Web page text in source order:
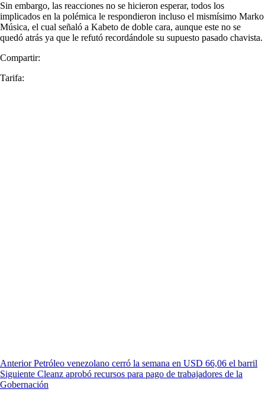
Sin embargo, las reacciones no se hicieron esperar, todos los
implicados en la polémica le respondieron incluso el mismísimo Marko
Música, el cual señaló a Kabeto de doble cara, aunque este no se
quedó atrás ya que le refutó recordándole su supuesto pasado chavista.
Compartir:
Tarifa:
Anterior Petróleo venezolano cerró la semana en USD 66,06 el barril
Siguiente Cleanz aprobó recursos para pago de trabajadores de la
Gobernación